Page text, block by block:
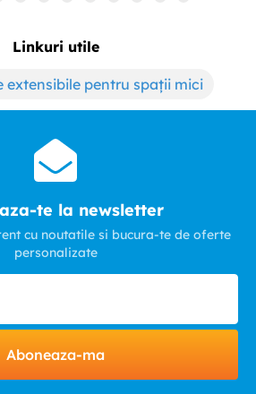
Linkuri utile
extensibile pentru spații mici
te la newsletter
cu noutatile si bucura-te de oferte
personalizate
Aboneaza-ma